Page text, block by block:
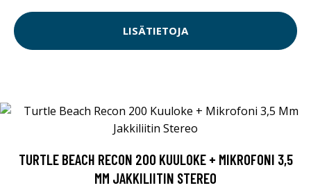
LISÄTIETOJA
TURTLE BEACH RECON 200 KUULOKE + MIKROFONI 3,5
MM JAKKILIITIN STEREO